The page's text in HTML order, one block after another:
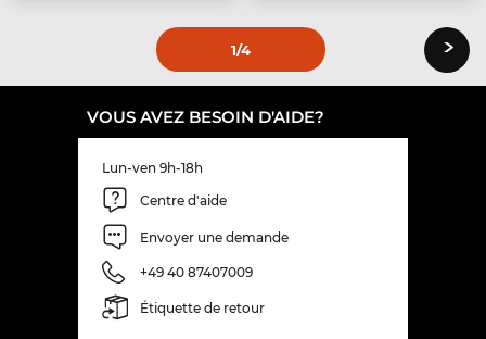
1/4 ›
VOUS AVEZ BESOIN D'AIDE?
Lun-ven 9h-18h
Centre d'aide
Envoyer une demande
+49 40 87407009
Étiquette de retour